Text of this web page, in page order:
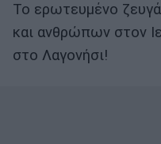
Το ερωτευμένο
και ανθρώπων στον
στο Λαγονήσι!